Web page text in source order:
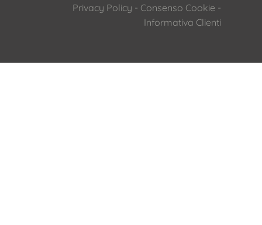
Privacy Policy - Consenso Cookie -
Informativa Clienti